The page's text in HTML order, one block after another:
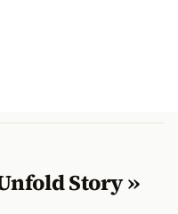
Story »